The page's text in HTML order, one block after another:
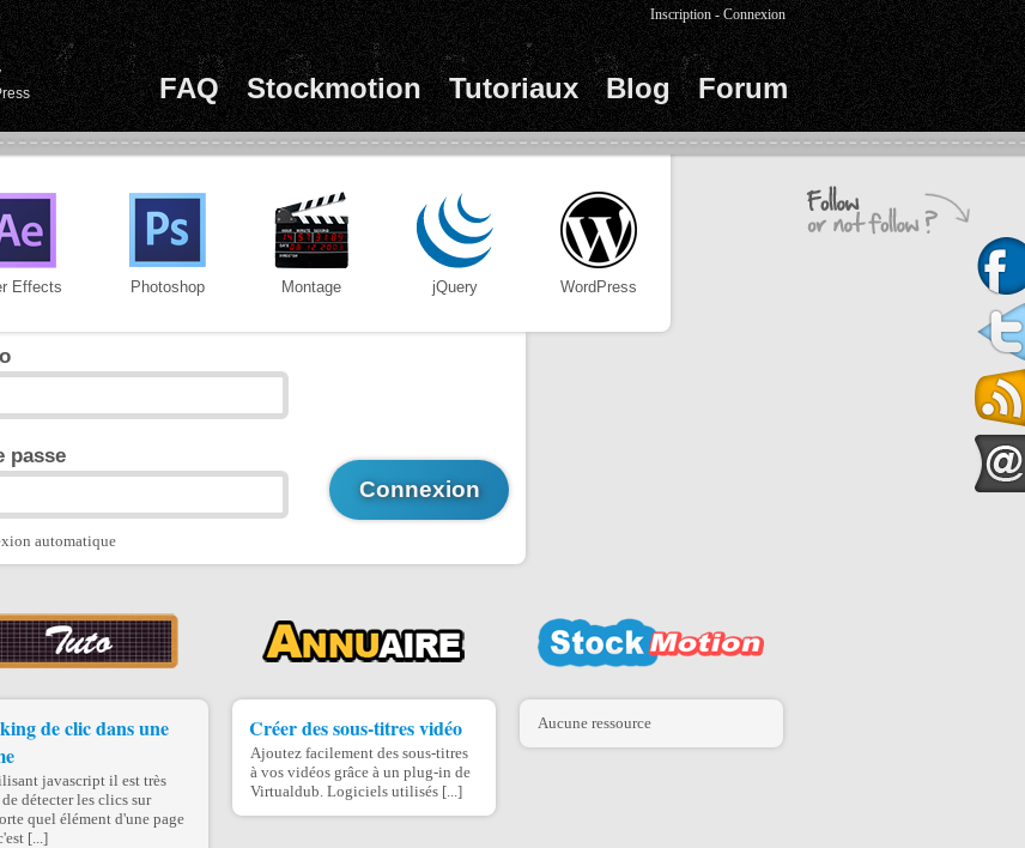
FAQ Stockmotion Tutoriaux Blog Forum
Inscription -Connexion
Effects Photoshop Montage jQuery WordPress
passe
automatique
de clic dans une
javascript il est très
détecter les clics sur
quel élément d'une page
[...]
Créer des sous-titres vidéo
Ajoutez facilement des sous-titres
à vos vidéos grâce à un plug-in de
Virtualdub. Logiciels utilisés [...]
Aucune ressource